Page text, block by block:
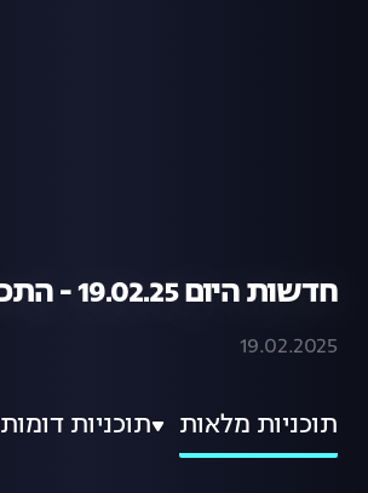
חדשות היום 19.02.25 - התכנית המלאה
19.02.2025
תוכניות מלאות תוכניות דומות